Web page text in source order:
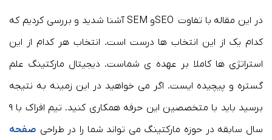
در این مقاله با تفاوت SEOو SEM آشنا شدید و بررسی کردیم که
کدام یک از این انتخاب ها درست است. انتخاب هر کدام از این
استراتژی ها کاملا بر عهده ی شماست. دیجیتال مارکتینگ علم
گستره و پیچیده ایست. اگر می خواهید در این زمینه به نتیجه
برسید باید با متخصصین این حرفه همکاری کنید. تیم افراک با ۹
سال سابقه در حوزه مارکتینگ می تواند شما را در طراحی صفحه